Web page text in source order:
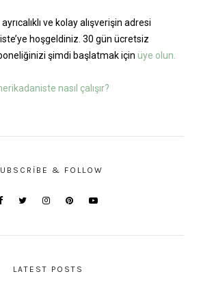
ve kolay alışverişin adresi
hoşgeldiniz. 30 gün ücretsiz
şimdi başlatmak için üye olun.
nasıl çalışır?
& FOLLOW
LATEST POSTS